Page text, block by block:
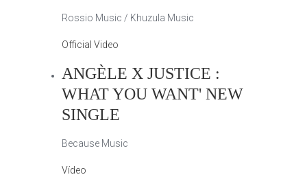
Rossio Music / Khuzula Music
Official Video
ANGÈLE X JUSTICE :
WHAT YOU WANT' NEW
SINGLE
Because Music
Vídeo